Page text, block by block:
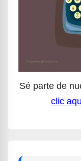
Sé parte de
clic